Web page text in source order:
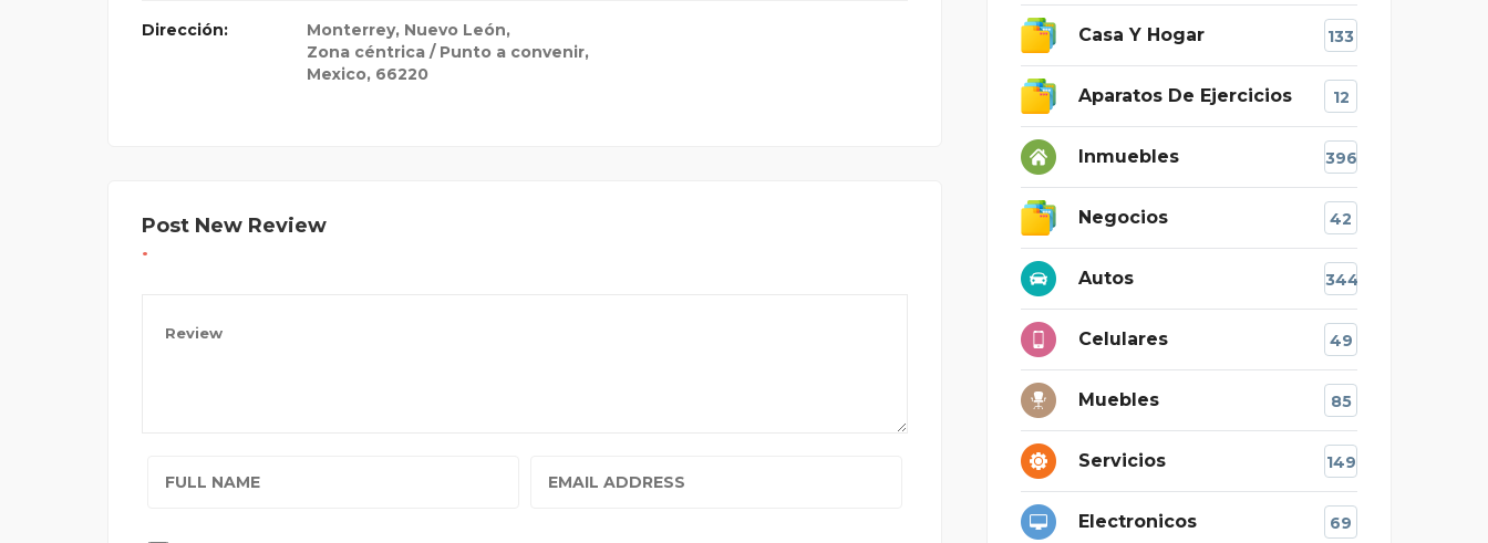
Dirección: Monterrey, Nuevo León,
Zona céntrica / Punto a convenir,
Mexico, 66220
Post New Review
Casa Y Hogar 133
Aparatos De Ejercicios 12
Inmuebles 396
Negocios 42
Autos 344
Celulares 49
Muebles 85
Servicios 149
Electronicos 69